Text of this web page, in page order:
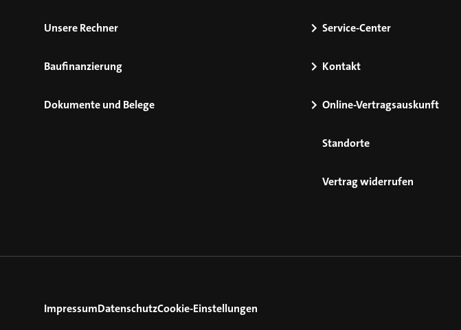
Unsere Rechner
Baufinanzierung
Dokumente und Belege
Service-Center
Kontakt
Online-Vertragsauskunft
Standorte
Vertrag widerrufen
ImpressumDatenschutzCookie-Einstellungen